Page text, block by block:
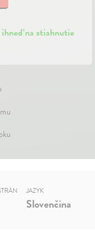
na stiahnutie
JAZYK
Slovenčina